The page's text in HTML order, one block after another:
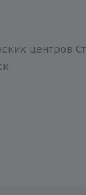
центров